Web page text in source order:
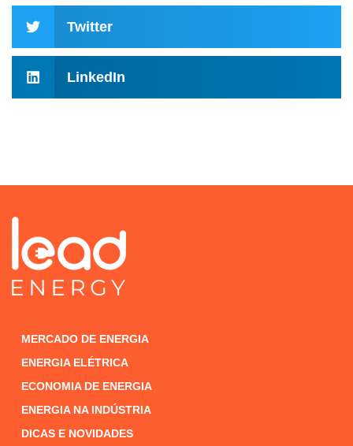
Twitter
LinkedIn
MERCADO DE ENERGIA
ENERGIA ELÉTRICA
ECONOMIA DE ENERGIA
ENERGIA NA INDÚSTRIA
DICAS E NOVIDADES